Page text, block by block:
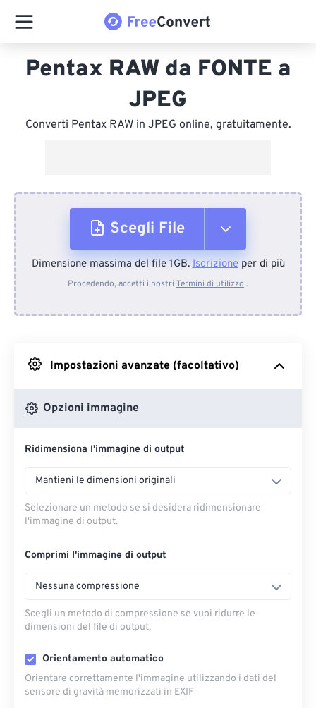
Pentax RAW da FONTE a
JPEG
Converti Pentax RAW in JPEG online, gratuitamente.
Scegli File
Dal dispositivo
Da Google Drive
Dimensione massima del file 1GB.Iscrizioneper di più
Procedendo, accetti i nostri Termini di utilizzo .
Impostazioni avanzate (facoltativo)
Opzioni immagine
Ridimensiona l'immagine di output
Mantieni le dimensioni originali
Selezionare un metodo se si desidera ridimensionare
l'immagine di output.
Comprimi l'immagine di output
Nessuna compressione
Scegli un metodo di compressione se vuoi ridurre le
dimensioni del file di output.
Orientamento automatico
Orientare correttamente l'immagine utilizzando i dati del
sensore di gravità memorizzati in EXIF